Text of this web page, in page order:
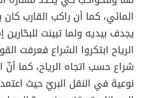
المائي، كما أن راكب القارب كان
يجدف بيديه ولما تبينت
الرياح ابتكروا الشراع فعرفت
شراع حسب اتجاه الرياح، كما أنّ
نوعية في النقل البريّ حيث